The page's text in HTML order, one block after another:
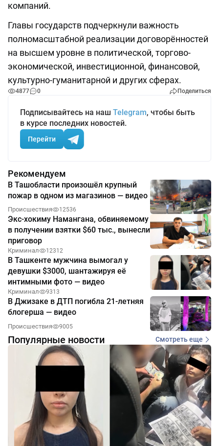
компаний.
Главы государств подчеркнули важность
полномасштабной реализации договорённостей
на высшем уровне в политической, торгово-
экономической, инвестиционной, финансовой,
культурно-гуманитарной и других сферах.
4877 0 Поделиться
Подписывайтесь на наш Telegram, чтобы быть
в курсе последних новостей.
Перейти
Рекомендуем
В Ташобласти произошёл крупный
пожар в одном из магазинов — видео
Происшествия 12536
Экс-хокиму Намангана, обвиняемому
в получении взятки $60 тыс., вынесли
приговор
Криминал 12312
В Ташкенте мужчина вымогал у
девушки $3000, шантажируя её
интимными фото — видео
Криминал 9313
В Джизаке в ДТП погибла 21-летняя
блогерша — видео
Происшествия 9005
Популярные новости Смотреть еще